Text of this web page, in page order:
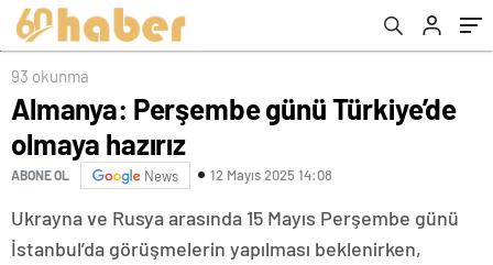
93 okunma
Almanya: Perşembe günü Türkiye’de
olmaya hazırız
ABONE OL News 12 Mayıs 2025 14:08
Ukrayna ve Rusya arasında 15 Mayıs Perşembe günü
İstanbul’da görüşmelerin yapılması beklenirken,